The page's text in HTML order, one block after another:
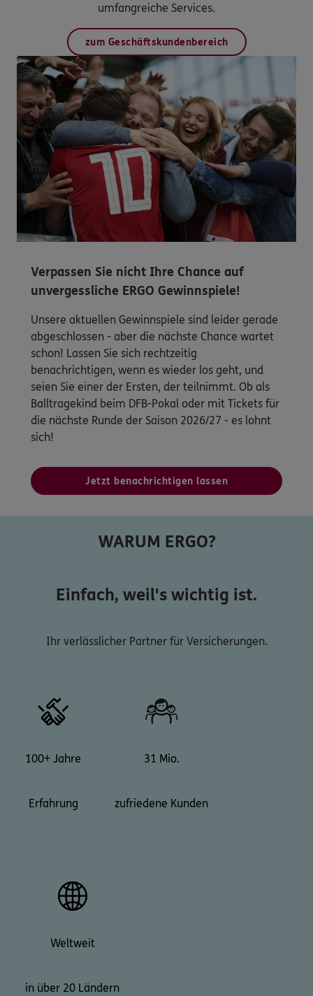
umfangreiche Services.
zum Geschäftskundenbereich
Verpassen Sie nicht Ihre Chance auf
unvergessliche ERGO Gewinnspiele!
Unsere aktuellen Gewinnspiele sind leider gerade
abgeschlossen - aber die nächste Chance wartet
schon! Lassen Sie sich rechtzeitig
benachrichtigen, wenn es wieder los geht, und
seien Sie einer der Ersten, der teilnimmt. Ob als
Balltragekind beim DFB-Pokal oder mit Tickets für
die nächste Runde der Saison 2026/27 - es lohnt
sich!
Jetzt benachrichtigen lassen
WARUM ERGO?
Einfach, weil's wichtig ist.
Ihr verlässlicher Partner für Versicherungen.
100+ Jahre
Erfahrung
31 Mio.
zufriedene Kunden
Weltweit
in über 20 Ländern